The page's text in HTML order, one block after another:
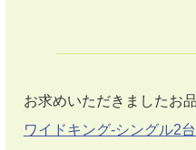
お求めいただきましたお品
ワイドキング-シングル2